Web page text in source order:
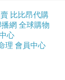
怎麼辦？
比比昂代購
網 全球購物
心
理 會員中心